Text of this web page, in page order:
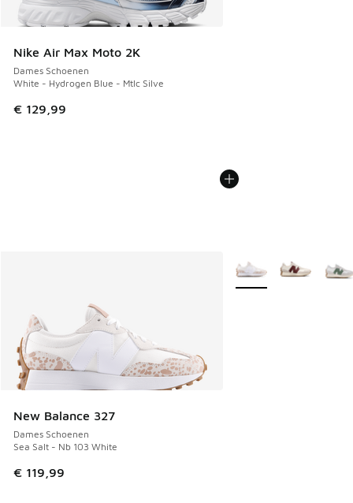
Nike Air Max Moto 2K
Dames Schoenen
White - Hydrogen Blue - Mtlc Silve
€ 129,99
New Balance 327
Dames Schoenen
Sea Salt - Nb 103 White
€ 119,99
Meer kleuren